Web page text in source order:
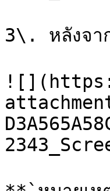
3\. หลังจา